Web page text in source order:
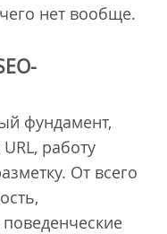
нет вообще.
фундамент,
работу
От всего